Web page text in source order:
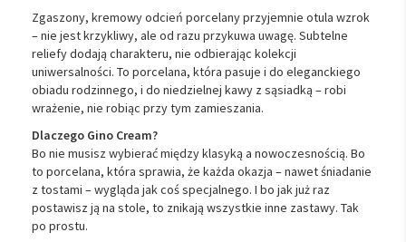
Zgaszony, kremowy odcień porcelany przyjemnie otula wzrok
– nie jest krzykliwy, ale od razu przykuwa uwagę. Subtelne
reliefy dodają charakteru, nie odbierając kolekcji
uniwersalności. To porcelana, która pasuje i do eleganckiego
obiadu rodzinnego, i do niedzielnej kawy z sąsiadką – robi
wrażenie, nie robiąc przy tym zamieszania.
Dlaczego Gino Cream?
Bo nie musisz wybierać między klasyką a nowoczesnością. Bo
to porcelana, która sprawia, że każda okazja – nawet śniadanie
z tostami – wygląda jak coś specjalnego. I bo jak już raz
postawisz ją na stole, to znikają wszystkie inne zastawy. Tak
po prostu.